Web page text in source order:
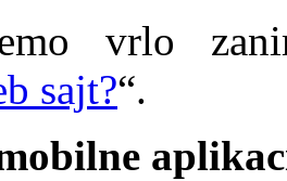
vrlo
sajt?“.